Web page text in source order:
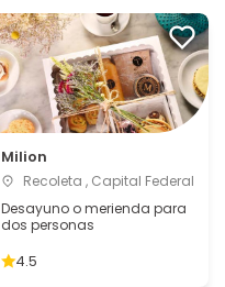
Milion
Recoleta , Capital Federal
Desayuno o merienda para
dos personas
4.5